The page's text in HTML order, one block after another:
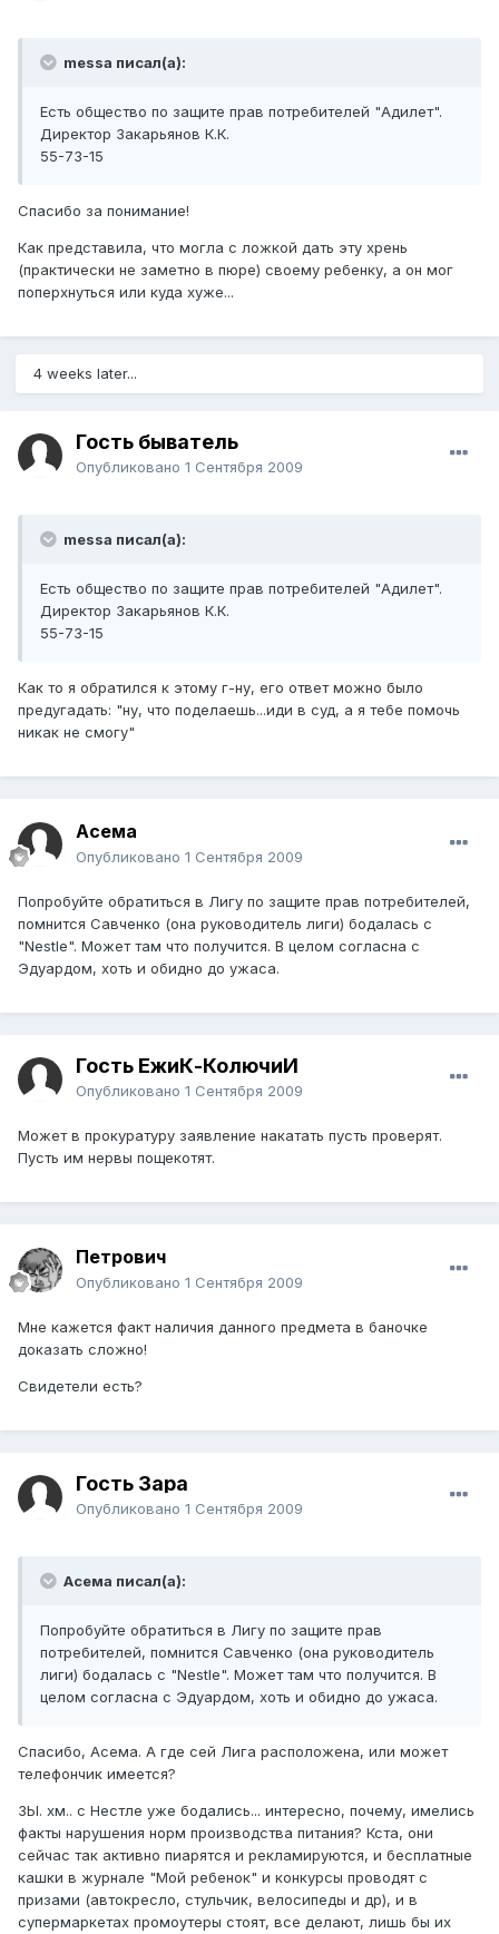
messa писал(а):
Есть общество по защите прав потребителей "Адилет".
Директор Закарьянов К.К.
55-73-15
Спасибо за понимание!
Как представила, что могла с ложкой дать эту хрень
(практически не заметно в пюре) своему ребенку, а он мог
поперхнуться или куда хуже...
4 weeks later...
Гость быватель
Опубликовано 1 Сентября 2009
messa писал(а):
Есть общество по защите прав потребителей "Адилет".
Директор Закарьянов К.К.
55-73-15
Как то я обратился к этому г-ну, его ответ можно было
предугадать: "ну, что поделаешь...иди в суд, а я тебе помочь
никак не смогу"
Асема
Опубликовано 1 Сентября 2009
Попробуйте обратиться в Лигу по защите прав потребителей,
помнится Савченко (она руководитель лиги) бодалась с
"Nestle". Может там что получится. В целом согласна с
Эдуардом, хоть и обидно до ужаса.
Гость ЁжиК-КолючиЙ
Опубликовано 1 Сентября 2009
Может в прокуратуру заявление накатать пусть проверят.
Пусть им нервы пощекотят.
Петрович
Опубликовано 1 Сентября 2009
Мне кажется факт наличия данного предмета в баночке
доказать сложно!
Свидетели есть?
Гость Зара
Опубликовано 1 Сентября 2009
Асема писал(а):
Попробуйте обратиться в Лигу по защите прав
потребителей, помнится Савченко (она руководитель
лиги) бодалась с "Nestle". Может там что получится. В
целом согласна с Эдуардом, хоть и обидно до ужаса.
Спасибо, Асема. А где сей Лига расположена, или может
телефончик имеется?
ЗЫ. хм.. с Нестле уже бодались... интересно, почему, имелись
факты нарушения норм производства питания? Кста, они
сейчас так активно пиарятся и рекламируются, и бесплатные
кашки в журнале "Мой ребенок" и конкурсы проводят с
призами (автокресло, стульчик, велосипеды и др), и в
супермаркетах промоутеры стоят, все делают, лишь бы их